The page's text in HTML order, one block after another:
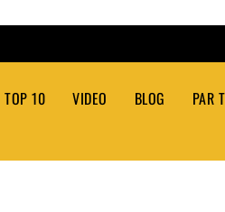
TOP 10 VIDEO BLOG PAR